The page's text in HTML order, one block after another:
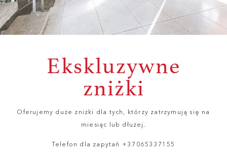
Ekskluzywne
zniżki
Oferujemy duże zniżki dla tych, którzy zatrzymują się na
miesiąc lub dłużej.
Telefon dla zapytań +37065337155